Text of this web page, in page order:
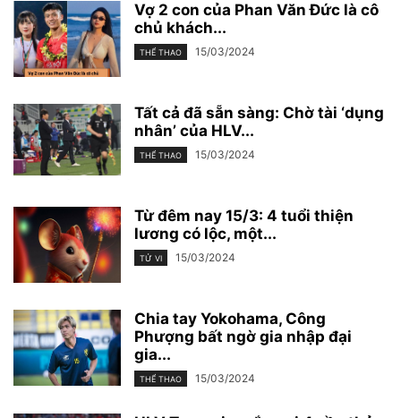
Vợ 2 con của Phan Văn Đức là cô
chủ khách...
THỂ THAO 15/03/2024
Tất cả đã sẵn sàng: Chờ tài ‘dụng
nhân’ của HLV...
THỂ THAO 15/03/2024
Từ đêm nay 15/3: 4 tuổi thiện
lương có lộc, một...
TỬ VI 15/03/2024
Chia tay Yokohama, Công
Phượng bất ngờ gia nhập đại
gia...
THỂ THAO 15/03/2024